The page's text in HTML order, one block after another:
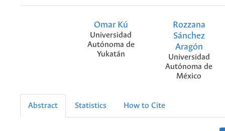
Omar Kú
Universidad
Autónoma de
Yukatán
Rozzana
Sánchez
Aragón
Universidad
Autónoma de
México
Abstract Statistics How to Cite